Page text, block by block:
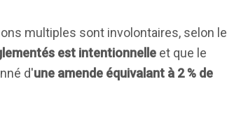
multiples sont involontaires, selon le
est intentionnelle et que le
d'une amende équivalant à 2 % de